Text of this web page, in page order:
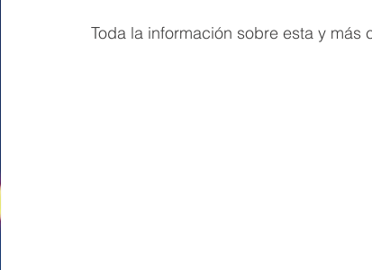
Toda la información sobre esta y más